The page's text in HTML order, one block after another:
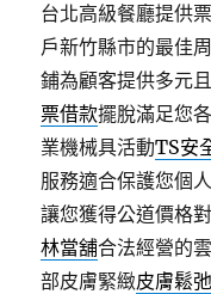
台北高級餐廳提供
戶新竹縣市的最佳
鋪為顧客提供多元
票借款擺脫滿足您
業機械具活動TS安
服務適合保護您個
讓您獲得公道價格
林當舖合法經營的
部皮膚緊緻皮膚鬆